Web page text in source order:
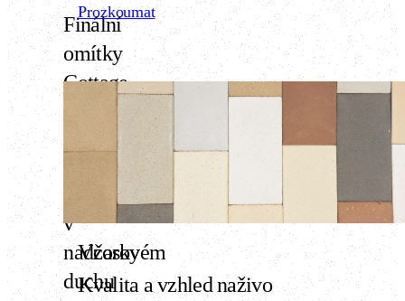
Finální
omítky
Cottage
Rustikální
vzhled
v
nadčasovém
duchu
Prozkoumat
Vzorky
Kvalita a vzhled naživo